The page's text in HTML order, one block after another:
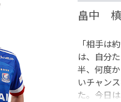
畠中
「相手は
は、自分
半、何度
いチャン
た。今日